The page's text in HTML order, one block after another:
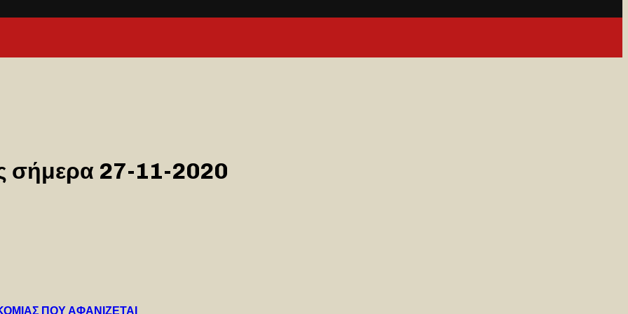
σήμερα 27-11-2020
ΠΟΥ ΑΦΑΝΙΖΕΤΑΙ